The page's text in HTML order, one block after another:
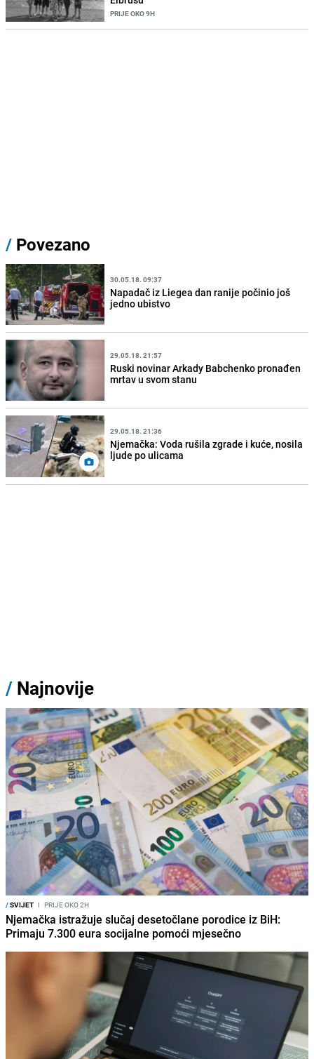
PRIJE OKO 9H
/ Povezano
30.05.18. 09:37
Napadač iz Liegea dan ranije počinio još
jedno ubistvo
29.05.18. 21:57
Ruski novinar Arkady Babchenko pronađen
mrtav u svom stanu
29.05.18. 21:36
Njemačka: Voda rušila zgrade i kuće, nosila
ljude po ulicama
/ Najnovije
/SVIJET I PRIJE OKO 2H
Njemačka istražuje slučaj desetočlane porodice iz BiH:
Primaju 7.300 eura socijalne pomoći mjesečno